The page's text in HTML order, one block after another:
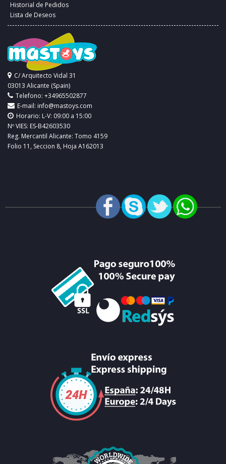
Historial de Pedidos
Lista de Deseos
C/ Arquitecto Vidal 31
03013 Alicante (Spain)
Telefono: +34965502877
E-mail: info@mastoys.com
Horario: L-V: 09:00 a 15:00
Nº VIES: ES-B42603530
Reg. Mercantil Alicante: Tomo 4159
Folio 11, Seccion 8, Hoja A162013